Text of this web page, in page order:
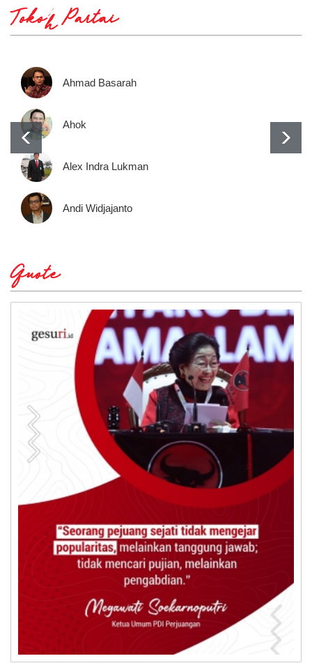
Tokoh Partai
Ahmad Basarah
Ahok
Alex Indra Lukman
Andi Widjajanto
Quote